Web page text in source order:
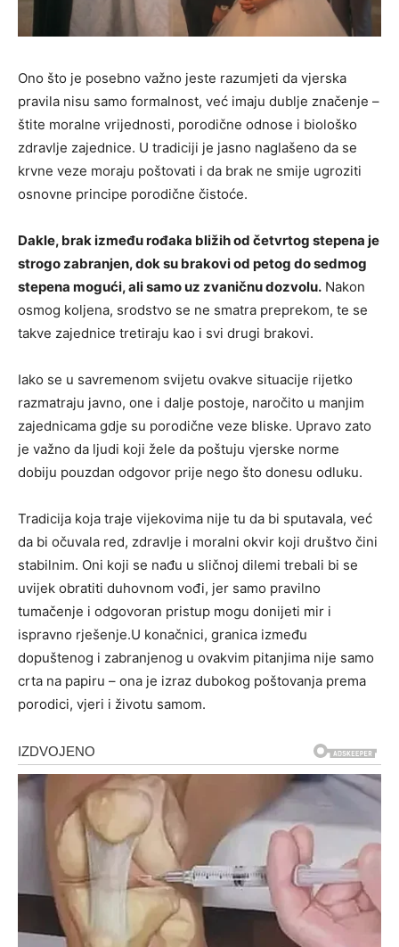
Ono što je posebno važno jeste razumjeti da vjerska
pravila nisu samo formalnost, već imaju dublje značenje –
štite moralne vrijednosti, porodične odnose i biološko
zdravlje zajednice. U tradiciji je jasno naglašeno da se
krvne veze moraju poštovati i da brak ne smije ugroziti
osnovne principe porodične čistoće.
Dakle, brak između rođaka bližih od četvrtog stepena je
strogo zabranjen, dok su brakovi od petog do sedmog
stepena mogući, ali samo uz zvaničnu dozvolu. Nakon
osmog koljena, srodstvo se ne smatra preprekom, te se
takve zajednice tretiraju kao i svi drugi brakovi.
Iako se u savremenom svijetu ovakve situacije rijetko
razmatraju javno, one i dalje postoje, naročito u manjim
zajednicama gdje su porodične veze bliske. Upravo zato
je važno da ljudi koji žele da poštuju vjerske norme
dobiju pouzdan odgovor prije nego što donesu odluku.
Tradicija koja traje vijekovima nije tu da bi sputavala, već
da bi očuvala red, zdravlje i moralni okvir koji društvo čini
stabilnim. Oni koji se nađu u sličnoj dilemi trebali bi se
uvijek obratiti duhovnom vođi, jer samo pravilno
tumačenje i odgovoran pristup mogu donijeti mir i
ispravno rješenje.U konačnici, granica između
dopuštenog i zabranjenog u ovakvim pitanjima nije samo
crta na papiru – ona je izraz dubokog poštovanja prema
porodici, vjeri i životu samom.